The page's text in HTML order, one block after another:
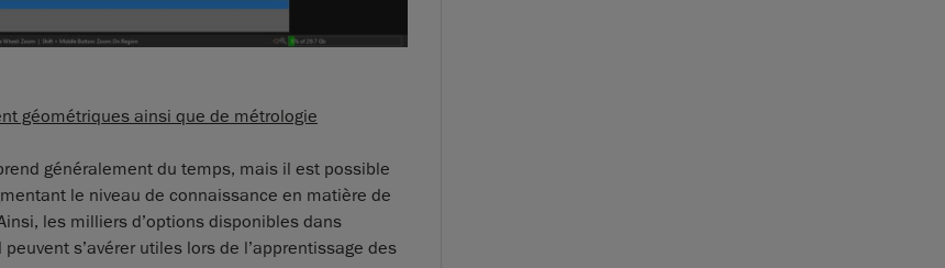
géométriques ainsi que de métrologie
généralement du temps, mais il est possible
le niveau de connaissance en matière de
les milliers d’options disponibles dans
s’avérer utiles lors de l’apprentissage des